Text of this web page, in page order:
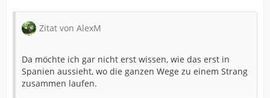
Zitat von AlexM
Da möchte ich gar nicht erst wissen, wie das erst in
Spanien aussieht, wo die ganzen Wege zu einem Strang
zusammen laufen.